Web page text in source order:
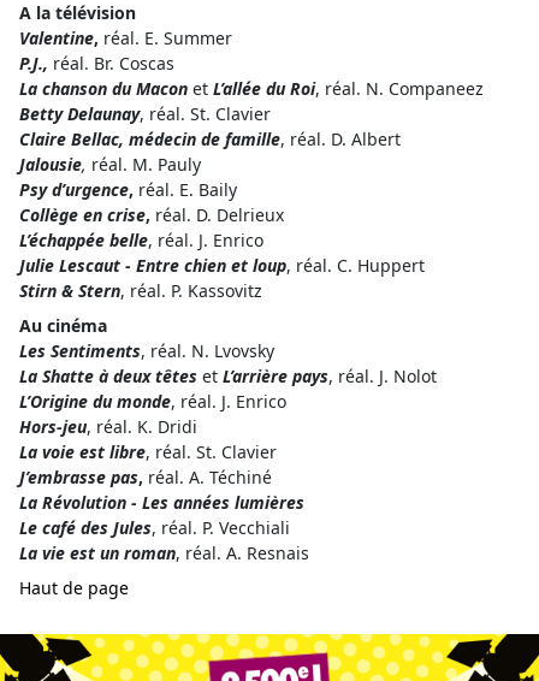
A la télévision
Valentine, réal. E. Summer
P.J., réal. Br. Coscas
La chanson du Macon et L’allée du Roi, réal. N. Companeez
Betty Delaunay, réal. St. Clavier
Claire Bellac, médecin de famille, réal. D. Albert
Jalousie, réal. M. Pauly
Psy d’urgence, réal. E. Baily
Collège en crise, réal. D. Delrieux
L’échappée belle, réal. J. Enrico
Julie Lescaut - Entre chien et loup, réal. C. Huppert
Stirn & Stern, réal. P. Kassovitz
Au cinéma
Les Sentiments, réal. N. Lvovsky
La Shatte à deux têtes et L’arrière pays, réal. J. Nolot
L’Origine du monde, réal. J. Enrico
Hors-jeu, réal. K. Dridi
La voie est libre, réal. St. Clavier
J’embrasse pas, réal. A. Téchiné
La Révolution - Les années lumières
Le café des Jules, réal. P. Vecchiali
La vie est un roman, réal. A. Resnais
Haut de page